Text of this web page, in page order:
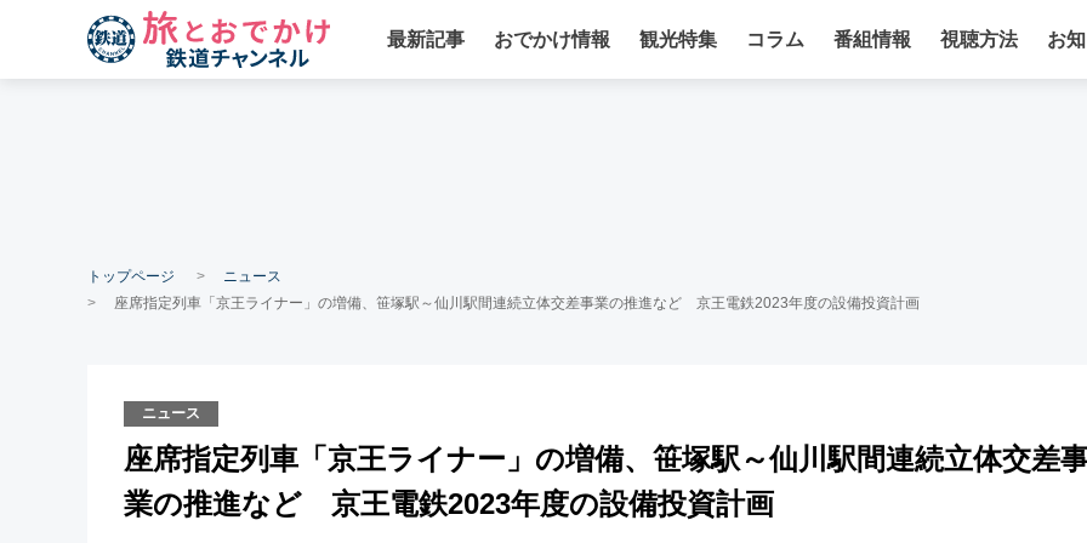
最新記事 おでかけ情報 観光特集 コラム 番組情報 視聴方法 お
トップページ
ニュース
座席指定列車「京王ライナー」の増備、笹塚駅～仙川駅間連続立体交差事業の推進など 京王電鉄2023年度の設備投資計画
ニュース
座席指定列車「京王ライナー」の増備、笹塚駅～仙川駅間連続立体交差
業の推進など 京王電鉄2023年度の設備投資計画